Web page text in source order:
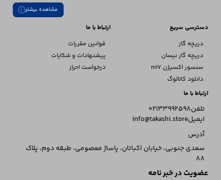
مشاهده بیشتر
دسترسی سریع
دریچه گاز
دریچه گاز نیسان
سنسور اکسیژن m17
دانلود کاتالوگ
ارتباط با ما
قوانین مقررات
پیشنهادات و شکایات
درخواست احراز
ارتباط با ما
تلفن02133992598
ایمیلinfo@takashi.store
آدرس
سعدی جنوبی، خیابان اکباتان، پاساژ معصومی، طبقه دوم، پلاک
88
عضویت در خبر نامه